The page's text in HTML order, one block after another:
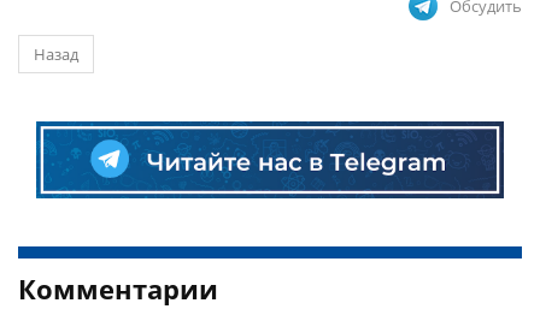
Обсудить
Назад
Комментарии